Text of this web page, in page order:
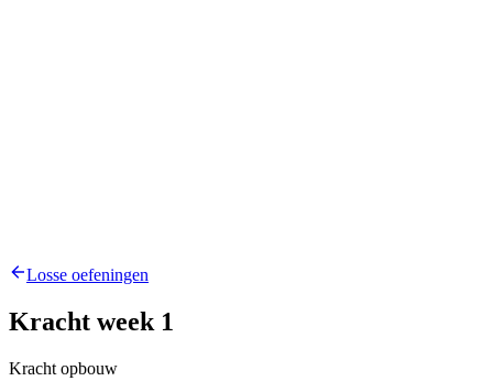
Losse oefeningen
Kracht week 1
Kracht opbouw